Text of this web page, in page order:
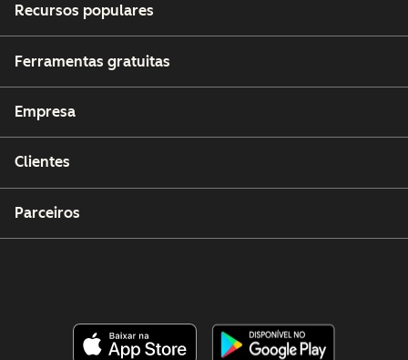
Recursos populares
Ferramentas gratuitas
Empresa
Clientes
Parceiros